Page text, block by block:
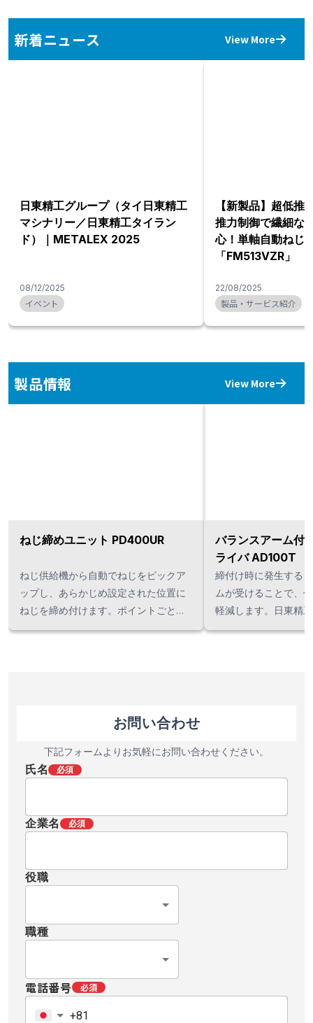
新着ニュース View More
日東精工グループ（タイ日東精工
マシナリー／日東精工タイラン
ド）｜METALEX 2025
08/12/2025
イベント
【新製品】超低推
推力制御で繊細な
心！単軸自動ねじ
「FM513VZR」
22/08/2025
製品・サービス紹介
製品情報 View More
ねじ締めユニット PD400UR
ねじ供給機から自動でねじをピックア
ップし、あらかじめ設定された位置に
ねじを締め付けます。ポイントごとに
トルク値や回転速度を変える、多彩な
バランスアーム付
ライバ AD100T
締付け時に発生する
ムが受けることで、
軽減します。日東精
「KX/NXドライバ」
お問い合わせ
下記フォームよりお気軽にお問い合わせください。
氏名 必須
企業名 必須
役職
職種
電話番号 必須